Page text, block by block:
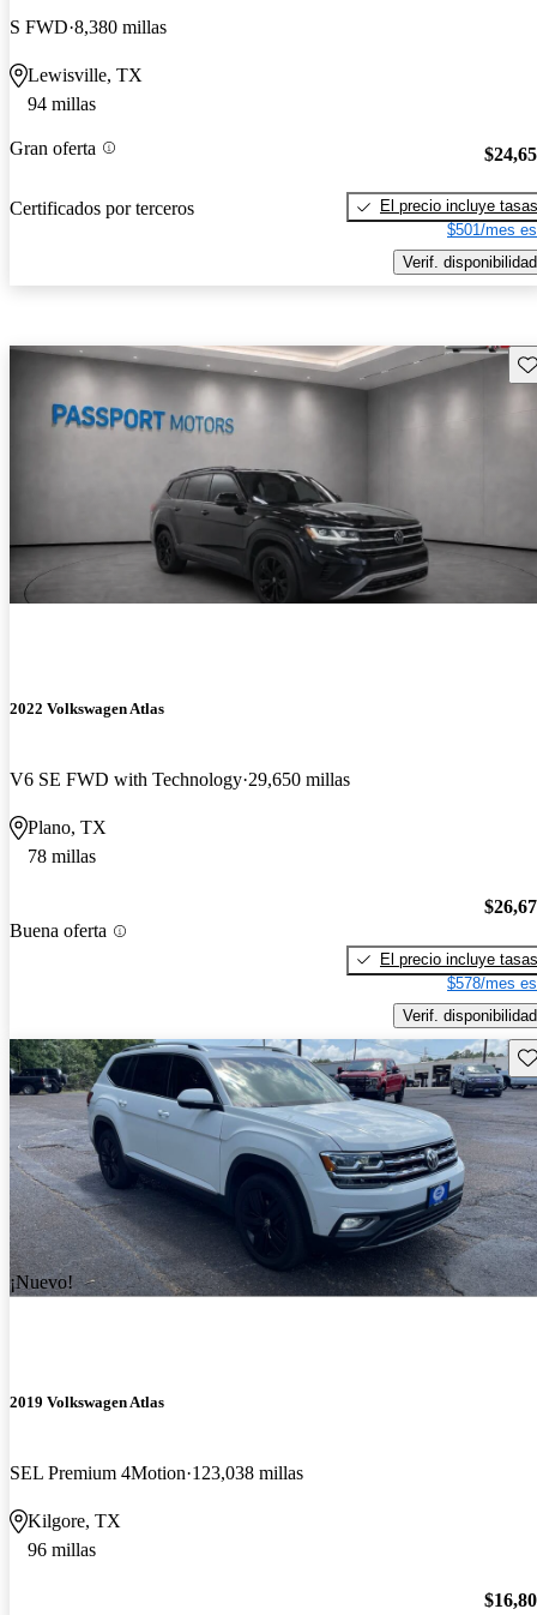
S FWD 8,380 millas
Lewisville, TX
94 millas
Gran oferta
Certificados por terceros
El precio incluye tasas
$501/mes
Verif. disponibilidad
2022 Volkswagen Atlas
V6 SE FWD with Technology 29,650 millas
Plano, TX
78 millas
Buena oferta
El precio incluye tasas
$578/mes
Verif. disponibilidad
¡Nuevo!
2019 Volkswagen Atlas
SEL Premium 4Motion 123,038 millas
Kilgore, TX
96 millas